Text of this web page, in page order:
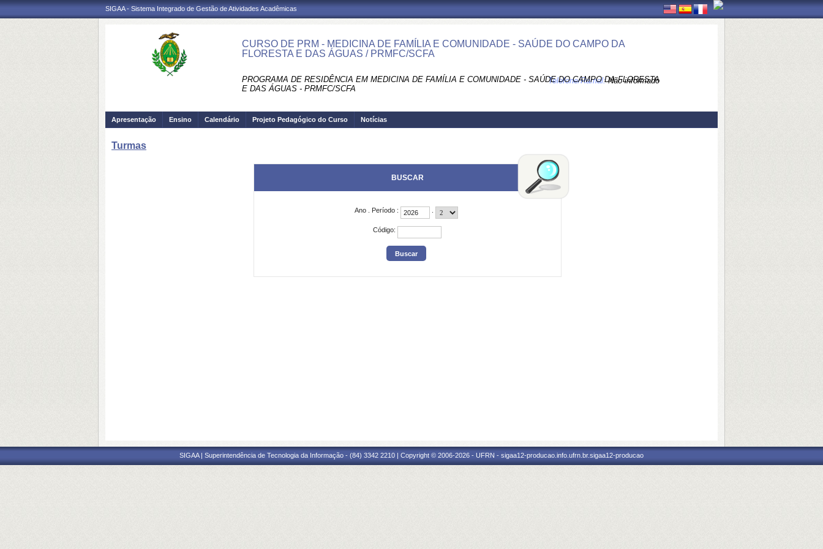
SIGAA - Sistema Integrado de Gestão de Atividades Acadêmicas
CURSO DE PRM - MEDICINA DE FAMÍLIA E COMUNIDADE - SAÚDE DO CAMPO DA
FLORESTA E DAS ÁGUAS / PRMFC/SCFA
PROGRAMA DE RESIDÊNCIA EM MEDICINA DE FAMÍLIA E COMUNIDADE - SAÚDE DO CAMPO DA FLORESTA
E DAS ÁGUAS - PRMFC/SCFA
Telefone/Ramal:Não informado
Apresentação Ensino Calendário Projeto Pedagógico do Curso Notícias
Turmas
BUSCAR
Ano Período :
Código:
SIGAA | Superintendência de Tecnologia da Informação - (84) 3342 2210 | Copyright © 2006-2026 - UFRN - sigaa12-producao.info.ufrn.br.sigaa12-producao